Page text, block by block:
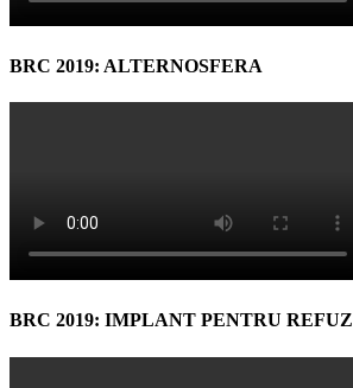
BRC 2019: ALTERNOSFERA
BRC 2019: IMPLANT PENTRU REFUZ